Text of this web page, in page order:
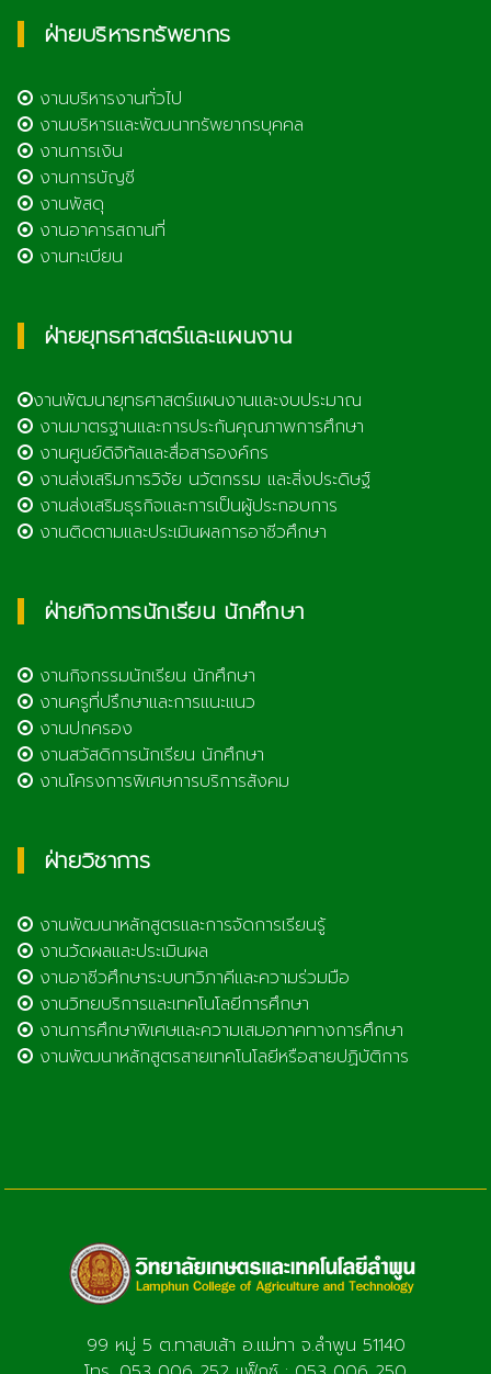
ฝ่ายบริหารทรัพยากร
งานบริหารงานทั่วไป
งานบริหารและพัฒนาทรัพยากรบุคคล
งานการเงิน
งานการบัญชี
งานพัสดุ
งานอาคารสถานที่
งานทะเบียน
ฝ่ายยุทธศาสตร์และแผนงาน
งานพัฒนายุทธศาสตร์แผนงานและงบประมาณ
งานมาตรฐานและการประกันคุณภาพการศึกษา
งานศูนย์ดิจิทัลและสื่อสารองค์กร
งานส่งเสริมการวิจัย นวัตกรรม และสิ่งประดิษฐ์
งานส่งเสริมธุรกิจและการเป็นผู้ประกอบการ
งานติดตามและประเมินผลการอาชีวศึกษา
ฝ่ายกิจการนักเรียน นักศึกษา
งานกิจกรรมนักเรียน นักศึกษา
งานครูที่ปรึกษาและการแนะแนว
งานปกครอง
งานสวัสดิการนักเรียน นักศึกษา
งานโครงการพิเศษการบริการสังคม
ฝ่ายวิชาการ
งานพัฒนาหลักสูตรและการจัดการเรียนรู้
งานวัดผลและประเมินผล
งานอาชีวศึกษาระบบทวิภาคีและความร่วมมือ
งานวิทยบริการและเทคโนโลยีการศึกษา
งานการศึกษาพิเศษและความเสมอภาคทางการศึกษา
งานพัฒนาหลักสูตรสายเทคโนโลยีหรือสายปฏิบัติการ
99 หมู่ 5 ต.ทาสบเส้า อ.แม่ทา จ.ลำพูน 51140